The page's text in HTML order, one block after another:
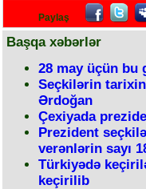
Paylaş
Başqa xəbərlər
28 may üçün bu
Seçkilərin
Ərdoğan
Çexiyada
Prezident
verənlərin sayı
Türkiyədə
keçirilib